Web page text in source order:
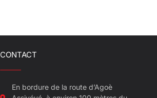
CONTACT
En bordure de la route d’Agoè